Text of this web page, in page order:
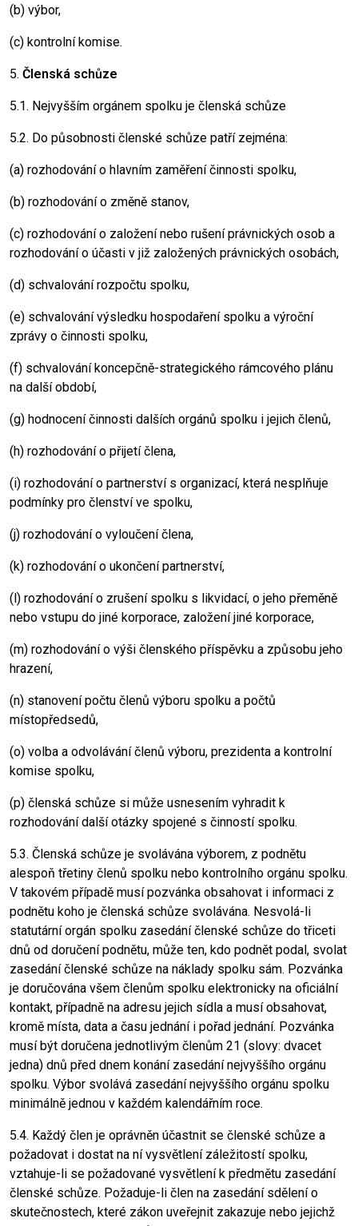
(b) výbor,
(c) kontrolní komise.
5. Členská schůze
5.1. Nejvyšším orgánem spolku je členská schůze
5.2. Do působnosti členské schůze patří zejména:
(a) rozhodování o hlavním zaměření činnosti spolku,
(b) rozhodování o změně stanov,
(c) rozhodování o založení nebo rušení právnických osob a
rozhodování o účasti v již založených právnických osobách,
(d) schvalování rozpočtu spolku,
(e) schvalování výsledku hospodaření spolku a výroční
zprávy o činnosti spolku,
(f) schvalování koncepčně-strategického rámcového plánu
na další období,
(g) hodnocení činnosti dalších orgánů spolku i jejich členů,
(h) rozhodování o přijetí člena,
(i) rozhodování o partnerství s organizací, která nesplňuje
podmínky pro členství ve spolku,
(j) rozhodování o vyloučení člena,
(k) rozhodování o ukončení partnerství,
(l) rozhodování o zrušení spolku s likvidací, o jeho přeměně
nebo vstupu do jiné korporace, založení jiné korporace,
(m) rozhodování o výši členského příspěvku a způsobu jeho
hrazení,
(n) stanovení počtu členů výboru spolku a počtů
místopředsedů,
(o) volba a odvolávání členů výboru, prezidenta a kontrolní
komise spolku,
(p) členská schůze si může usnesením vyhradit k
rozhodování další otázky spojené s činností spolku.
5.3. Členská schůze je svolávána výborem, z podnětu
alespoň třetiny členů spolku nebo kontrolního orgánu spolku.
V takovém případě musí pozvánka obsahovat i informaci z
podnětu koho je členská schůze svolávána. Nesvolá-li
statutární orgán spolku zasedání členské schůze do třiceti
dnů od doručení podnětu, může ten, kdo podnět podal, svolat
zasedání členské schůze na náklady spolku sám. Pozvánka
je doručována všem členům spolku elektronicky na oficiální
kontakt, případně na adresu jejich sídla a musí obsahovat,
kromě místa, data a času jednání i pořad jednání. Pozvánka
musí být doručena jednotlivým členům 21 (slovy: dvacet
jedna) dnů před dnem konání zasedání nejvyššího orgánu
spolku. Výbor svolává zasedání nejvyššího orgánu spolku
minimálně jednou v každém kalendářním roce.
5.4. Každý člen je oprávněn účastnit se členské schůze a
požadovat i dostat na ní vysvětlení záležitostí spolku,
vztahuje-li se požadované vysvětlení k předmětu zasedání
členské schůze. Požaduje-li člen na zasedání sdělení o
skutečnostech, které zákon uveřejnit zakazuje nebo jejichž